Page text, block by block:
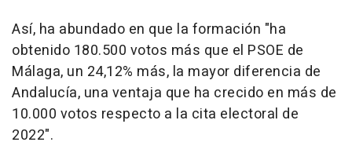
Así, ha abundado en que la formación "ha
obtenido 180.500 votos más que el PSOE de
Málaga, un 24,12% más, la mayor diferencia de
Andalucía, una ventaja que ha crecido en más de
10.000 votos respecto a la cita electoral de
2022".